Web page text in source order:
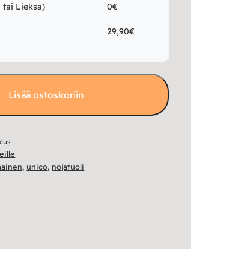
tai Lieksa) 0€
29,90€
Lisää ostoskoriin
, unico, nojatuoli